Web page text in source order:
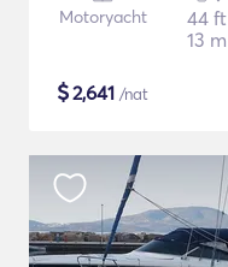
Motoryacht
44 ft
13 m
$2,641 /nat